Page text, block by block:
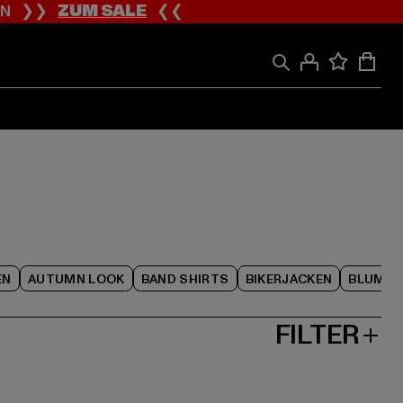
❯❯ZUM SALE❮❮
AUTUMN LOOK BAND SHIRTS BIKERJACKEN
FILTER